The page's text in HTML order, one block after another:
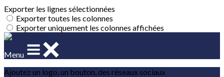
Exporter les lignes sélectionnées
Exporter toutes les colonnes
Exporter uniquement les colonnes affichées
Menu
Ajoutez un logo, un bouton, des réseaux sociaux